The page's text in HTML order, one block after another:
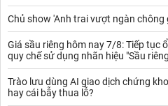
Chủ show 'Anh trai vượt ngàn chông
Giá sầu riêng hôm nay 7/8: Tiếp tục
quy chế sử dụng nhãn hiệu "Sầu
Trào lưu dùng AI giao dịch chứng
hay cái bẫy thua lỗ?